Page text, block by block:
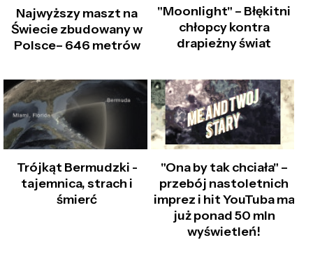
Najwyższy maszt na
Świecie zbudowany w
Polsce– 646 metrów
"Moonlight" – Błękitni
chłopcy kontra
drapieżny świat
Trójkąt Bermudzki -
tajemnica, strach i
śmierć
"Ona by tak chciała" –
przebój nastoletnich
imprez i hit YouTuba ma
już ponad 50 mln
wyświetleń!